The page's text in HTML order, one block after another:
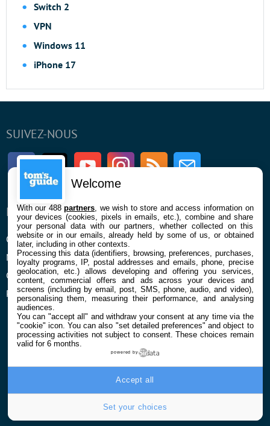
Switch 2
VPN
Windows 11
iPhone 17
SUIVEZ-NOUS
FacebookTwitter Youtube InstagramRSS Newsletter
ENTREPRISE
Qui sommes nous
Mentions légales et CGU
Confidentialité et Cookies
Préférences cookies
À PROPOS
La rédaction
Contact
Welcome
With our 488partners , we wish to store and access information on
your devices (cookies, pixels in emails, etc.), combine and share
your personal data with our partners, whether collected on this
website or in our emails, already held by some of us, or obtained
later, including in other contexts.
Processing this data (identifiers, browsing, preferences, purchases,
loyalty programs, IP, postal addresses and emails, phone, precise
geolocation, etc.) allows developing and offering you services,
content, commercial offers and ads across your devices and
screens (including by email, post, SMS, phone, audio, and video),
personalising them, measuring their performance, and analysing
audiences.
You can "accept all" and withdraw your consent at any time via the
"cookie" icon. You can also "set detailed preferences" and object to
processing activities not subject to consent. These choices remain
valid for 6 months.
powered by
Set your choices
Accept all